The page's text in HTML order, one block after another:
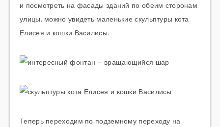
и посмотреть на фасады зданий по обеим сторонам
улицы, можно увидеть маленькие скульптуры кота
Елисея и кошки Василисы.
Теперь переходим по подземному переходу на